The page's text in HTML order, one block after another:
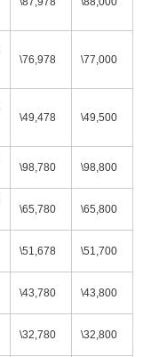
\76,978 \77,000
\49,478 \49,500
\98,780 \98,800
\65,780 \65,800
\51,678 \51,700
\43,780 \43,800
\32,780 \32,800